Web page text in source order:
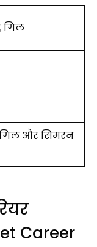
गिल
और सिमरन
Career